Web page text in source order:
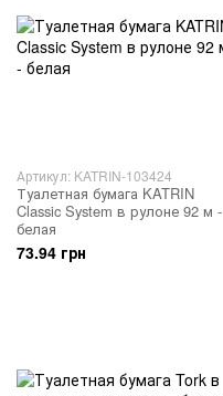
Артикул: KATRIN-103424
Туалетная бумага KATRIN
Classic System в рулоне 92 м -
белая
73.94 грн